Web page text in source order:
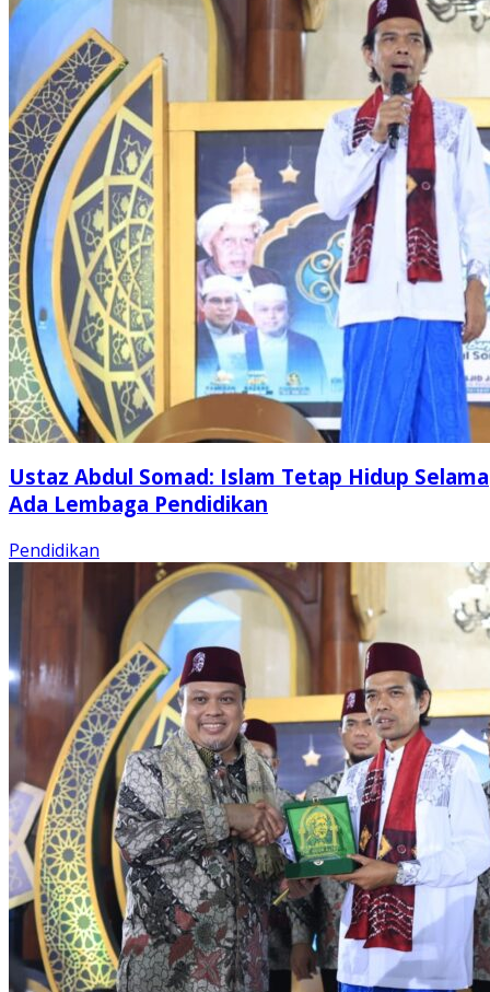
Ustaz Abdul Somad: Islam Tetap Hidup Selama
Ada Lembaga Pendidikan
Pendidikan